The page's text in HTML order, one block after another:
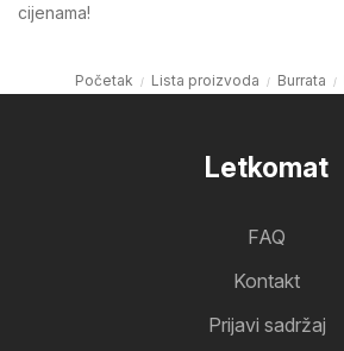
cijenama!
Početak Lista proizvoda Burrata
Letkomat
FAQ
Kontakt
Prijavi sadržaj